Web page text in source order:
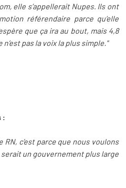
elle s’appellerait Nupes. Ils ont
référendaire parce qu’elle
que ça ira au bout, mais 4,8
pas la voix la plus simple."
:
RN, c’est parce que nous voulons
un gouvernement plus large